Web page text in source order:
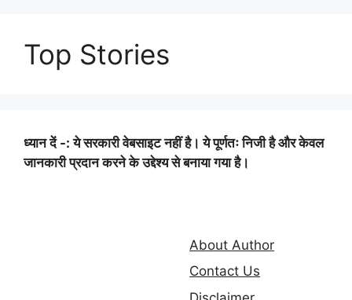
Top Stories
ध्यान दें -: ये सरकारी वेबसाइट नहीं है। ये पूर्णतः निजी है और केवल
जानकारी प्रदान करने के उद्देश्य से बनाया गया है।
About Author
Contact Us